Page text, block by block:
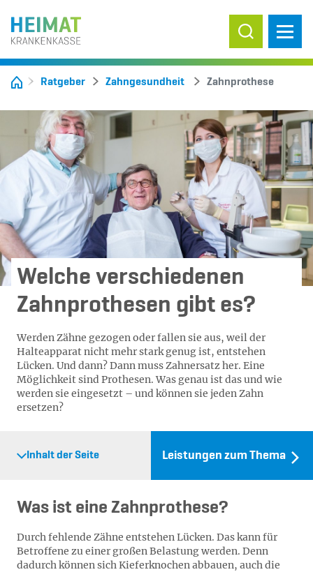
Suche ein-/
Ratgeber Zahngesundheit Zahnprothese
Welche verschiedenen
Zahnprothesen gibt es?
Werden Zähne gezogen oder fallen sie aus, weil der
Halteapparat nicht mehr stark genug ist, entstehen
Lücken. Und dann? Dann muss Zahnersatz her. Eine
Möglichkeit sind Prothesen. Was genau ist das und wie
werden sie eingesetzt – und können sie jeden Zahn
ersetzen?
Inhalt der Seite Leistungen zum Thema
Was ist eine Zahnprothese?
Durch fehlende Zähne entstehen Lücken. Das kann für
Betroffene zu einer großen Belastung werden. Denn
dadurch können sich Kieferknochen abbauen, auch die